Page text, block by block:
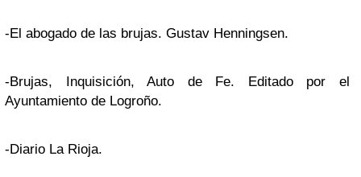
-El abogado de las brujas. Gustav Henningsen.
-Brujas, Inquisición, Auto de Fe. Editado por el
Ayuntamiento de Logroño.
-Diario La Rioja.